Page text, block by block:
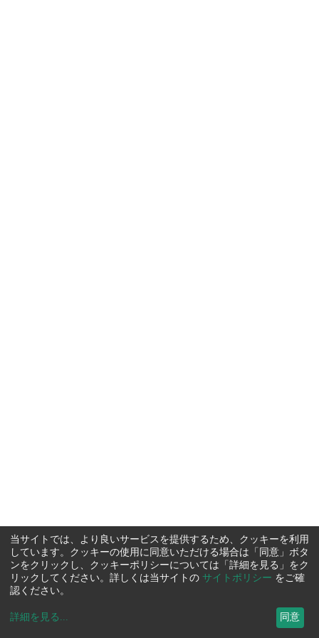
当サイトでは、より良いサービスを提供するため、クッキーを利用
しています。クッキーの使用に同意いただける場合は「同意」ボタ
ンをクリックし、クッキーポリシーについては「詳細を見る」をク
リックしてください。詳しくは当サイトの サイトポリシー をご確
認ください。
詳細を見る ... 同意